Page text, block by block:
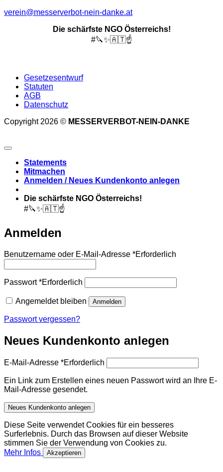
verein@messerverbot-nein-danke.at
Die schärfste NGO Österreichs!
#🔪✨🇦🇹☝️
Gesetzesentwurf
Statuten
AGB
Datenschutz
Copyright 2026 © MESSERVERBOT-NEIN-DANKE
Statements
Mitmachen
Anmelden / Neues Kundenkonto anlegen
Die schärfste NGO Österreichs!
#🔪✨🇦🇹☝️
Anmelden
Benutzername oder E-Mail-Adresse *Erforderlich
Passwort*Erforderlich
Angemeldet bleiben Anmelden
Passwort vergessen?
Neues Kundenkonto anlegen
E-Mail-Adresse *Erforderlich
Ein Link zum Erstellen eines neuen Passwort wird an Ihre E-
Mail-Adresse gesendet.
Neues Kundenkonto anlegen
Diese Seite verwendet Cookies für ein besseres
Surferlebnis. Durch das Browsen auf dieser Website
stimmen Sie der Verwendung von Cookies zu.
Mehr Infos
Akzeptieren